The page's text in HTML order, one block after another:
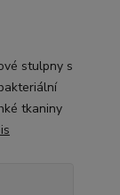
stulpny s
tkaniny